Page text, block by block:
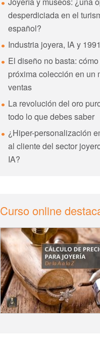
desperdiciada en el
español?
Industria joyera, IA y 1991
El diseño no basta:
próxima colección en un
ventas
La revolución del oro
todo lo que debes saber
¿Hiper-personalización
al cliente del sector
IA?
Curso online